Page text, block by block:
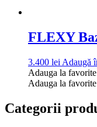
FLEXY
3.400 lei Adaugă
Adauga la favorite
Adauga la favorite
Categorii